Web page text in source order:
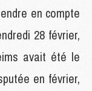
en compte
28 février,
avait été le
en février,